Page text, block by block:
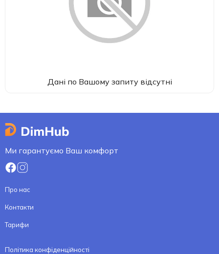
Дані по Вашому запиту відсутні
Ми гарантуємо Ваш комфорт
Про нас
Контакти
Тарифи
Політика конфіденційності